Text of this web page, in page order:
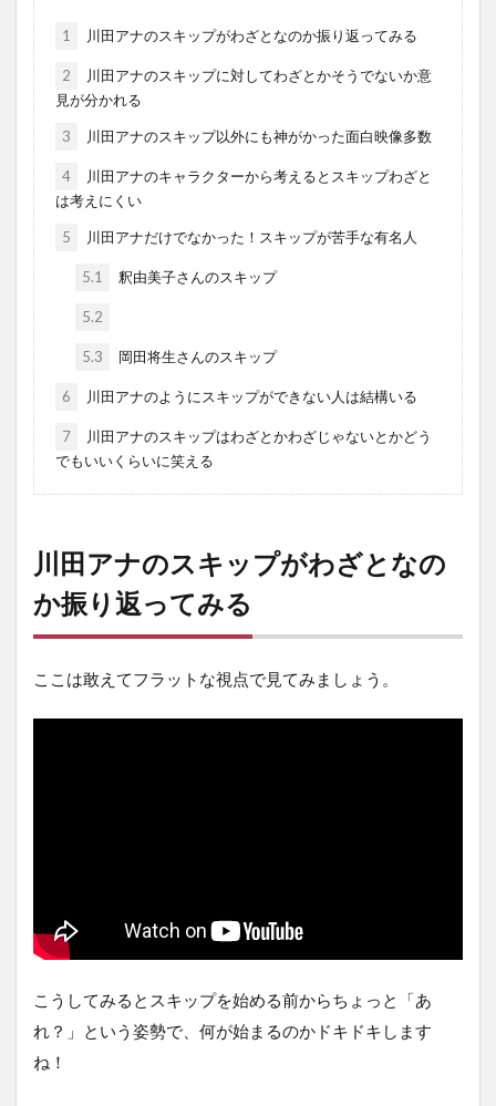
1 川田アナのスキップがわざとなのか振り返ってみる
2
川田アナのスキップに対してわざとかそうでないか意
見が分かれる
3 川田アナのスキップ以外にも神がかった面白映像多数
4
川田アナのキャラクターから考えるとスキップわざと
は考えにくい
5 川田アナだけでなかった！スキップが苦手な有名人
5.1 釈由美子さんのスキップ
5.2
5.3 岡田将生さんのスキップ
6 川田アナのようにスキップができない人は結構いる
7
川田アナのスキップはわざとかわざじゃないとかどう
でもいいくらいに笑える
川田アナのスキップがわざとなの
か振り返ってみる
ここは敢えてフラットな視点で見てみましょう。
こうしてみるとスキップを始める前からちょっと「あ
れ？」という姿勢で、何が始まるのかドキドキします
ね！